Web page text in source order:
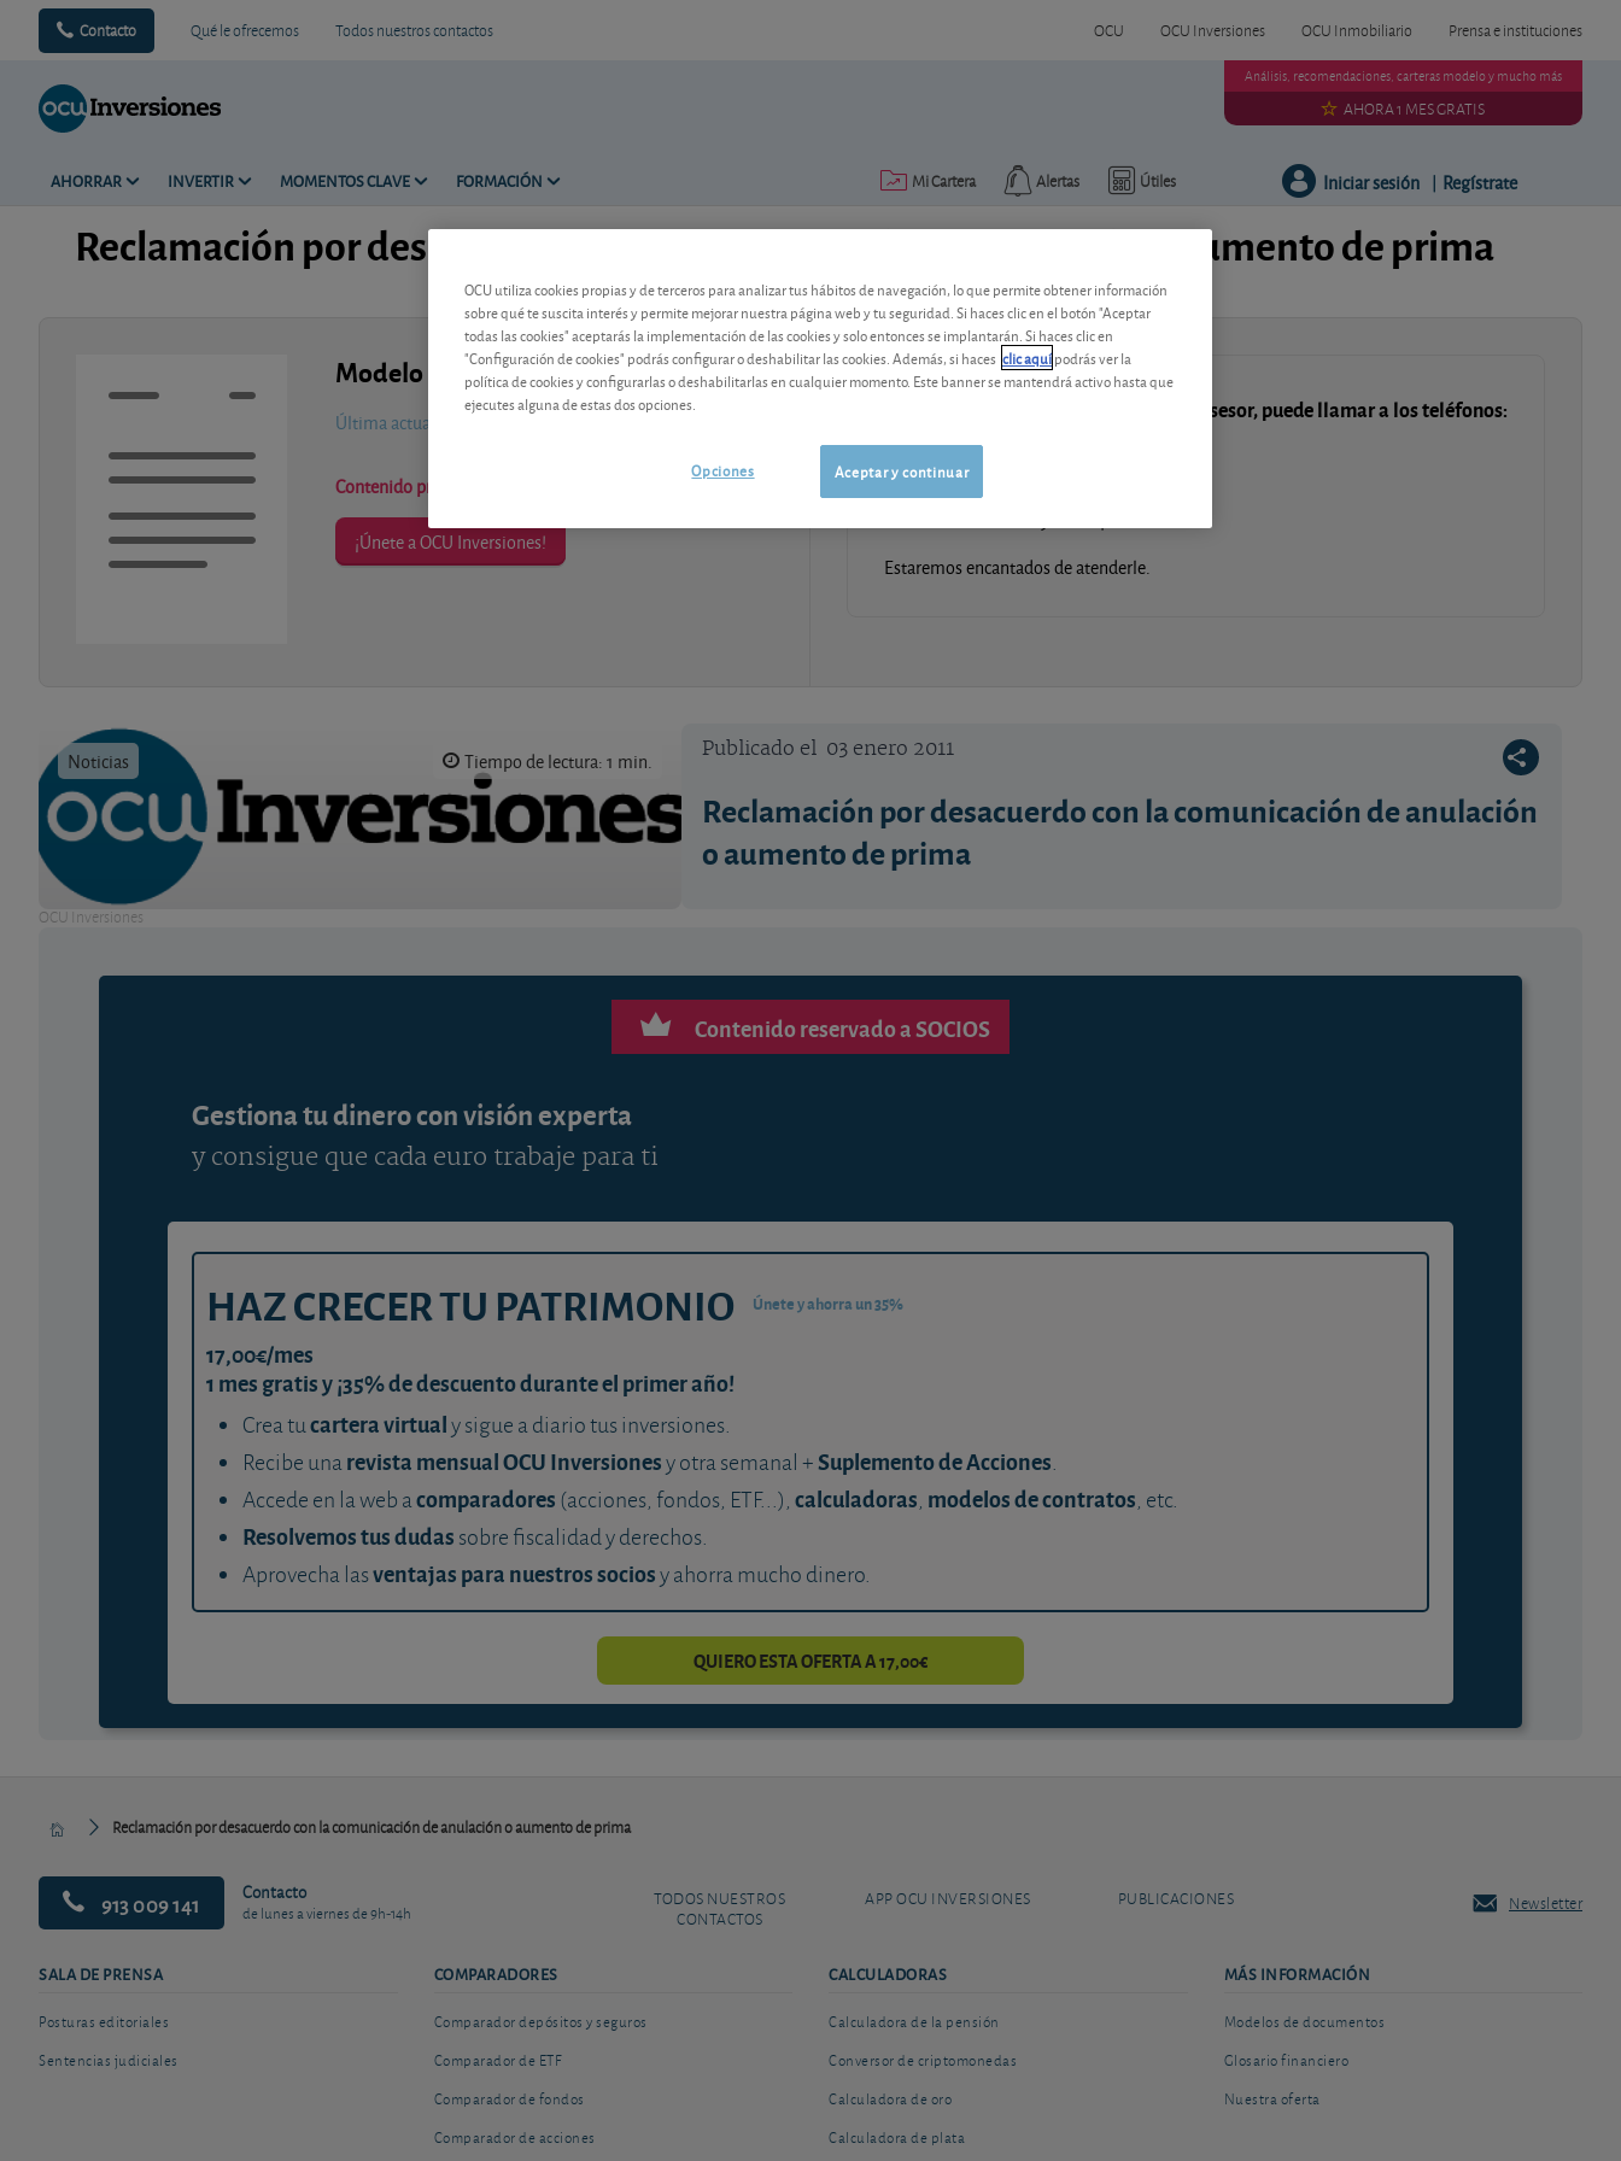
Contacto Qué le ofrecemos Todos nuestros contactos OCU OCU Inversiones OCU Inmobiliario Prensa e instituciones
AHORRAR INVERTIR MOMENTOS CLAVE FORMACIÓN Útiles
Alertas
Mi Cartera
Análisis, recomendaciones, carteras modelo y mucho más
AHORA 1 MES GRATIS
Iniciar sesión | Regístrate
Reclamación por desacuerdo con la comunicación de anulación o aumento de prima
Modelo de documentos
Última actualización- jueves, 9 de junio de 2022
Contenido premium
¡Únete a OCU Inversiones!
Si tiene dudas y quiere hablar con un asesor, puede llamar a los teléfonos:
913 009 141
Estaremos encantados de atenderle.
Noticias Tiempo de lectura: 1 min.
OCU Inversiones
Publicado el 03 enero 2011
Reclamación por desacuerdo con la comunicación de anulación
o aumento de prima
Contenido reservado a SOCIOS
Gestiona tu dinero con visión experta
y consigue que cada euro trabaje para ti
HAZ CRECER TU PATRIMONIO Únete y ahorra un 35%
17,00€/mes
1 mes gratis y ¡35% de descuento durante el primer año!
Crea tucartera virtualy sigue a diario tus inversiones.
Recibe unarevista mensual OCU Inversionesy otra semanal +Suplemento de Acciones.
Accede en la web acomparadores (acciones, fondos, ETF...), calculadoras, modelos de contratos, etc.
Resolvemos tus dudas sobre fiscalidad y derechos.
Aprovecha lasventajas para nuestros sociosy ahorra mucho dinero.
QUIERO ESTA OFERTA A 17,00€
Reclamación por desacuerdo con la comunicación de anulación o aumento de prima
913 009 141 Contacto
de lunes a viernes de 9h-14h
TODOS NUESTROS
CONTACTOS
APP OCU INVERSIONES PUBLICACIONES Newsletter
SALA DE PRENSA
Posturas editoriales
Sentencias judiciales
COMPARADORES
Comparador depósitos y seguros
Comparador de ETF
Comparador de fondos
Comparador de acciones
CALCULADORAS
Calculadora de la pensión
Conversor de criptomonedas
Calculadora de oro
Calculadora de plata
MÁS INFORMACIÓN
Modelos de documentos
Glosario financiero
Nuestra oferta
OCU utiliza cookies propias y de terceros para analizar tus hábitos de navegación, lo que permite obtener información
sobre qué te suscita interés y permite mejorar nuestra página web y tu seguridad. Si haces clic en el botón "Aceptar
todas las cookies" aceptarás la implementación de las cookies y solo entonces se implantarán. Si haces clic en
"Configuración de cookies" podrás configurar o deshabilitar las cookies. Además, si haces clic aquípodrás ver la
política de cookies y configurarlas o deshabilitarlas en cualquier momento. Este banner se mantendrá activo hasta que
ejecutes alguna de estas dos opciones.
Aceptar y continuar
Opciones